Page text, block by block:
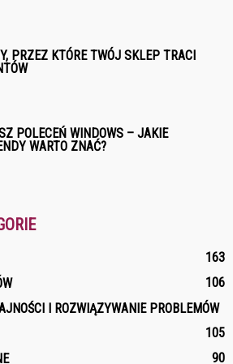
PRZEZ KTÓRE TWÓJ SKLEP TRACI
POLECEŃ WINDOWS – JAKIE
WARTO ZNAĆ?
163
106
I ROZWIĄZYWANIE PROBLEMÓW
105
90